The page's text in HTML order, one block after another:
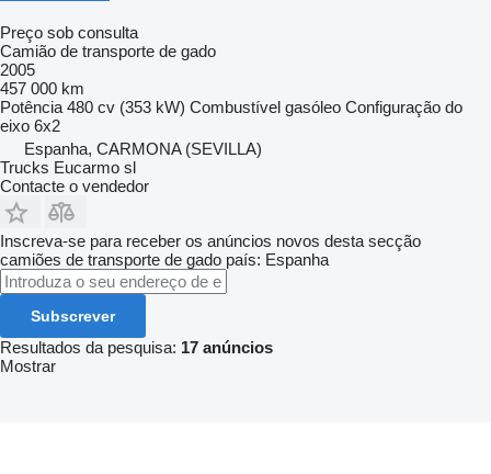
Preço sob consulta
Camião de transporte de gado
2005
457 000 km
Potência 480 cv (353 kW) Combustível gasóleo Configuração do
eixo 6x2
Espanha, CARMONA (SEVILLA)
Trucks Eucarmo sl
Contacte o vendedor
Inscreva-se para receber os anúncios novos desta secção
camiões de transporte de gado país: Espanha
Subscrever
Resultados da pesquisa: 17 anúncios
Mostrar